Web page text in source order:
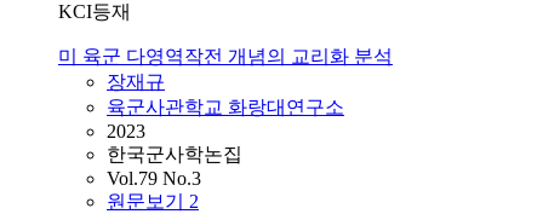
KCI등재
미 육군 다영역작전 개념의 교리화 분석
장재규
육군사관학교 화랑대연구소
2023
한국군사학논집
Vol.79 No.3
원문보기 2